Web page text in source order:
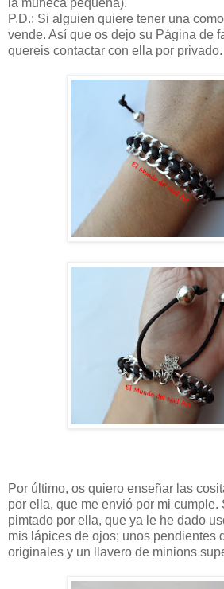
P.D.: Si alguien quiere tener una
vende. Así que os dejo su Página de
quereis contactar con ella por privado.
Por último, os quiero enseñar las
por ella, que me envió por mi cumple.
pimtado por ella, que ya le he dado
mis lápices de ojos; unos pendientes
originales y un llavero de minions